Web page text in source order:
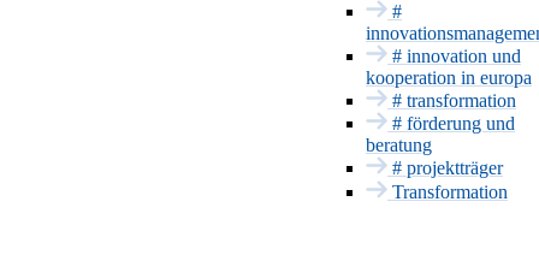
Förderung und
Beratung
Projektträger
Patente & CE
Europa und
International
Transformation
#
# innovation und
kooperation in europa
# transformation
# förderung und
beratung
# projektträger